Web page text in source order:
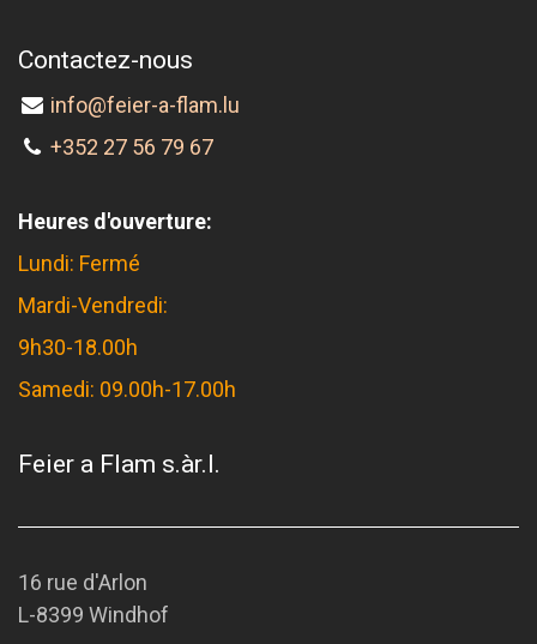
Contactez-nous
info@feier-a-flam.lu
+352 27 56 79 67
Heures d'ouverture:
Lundi: Fermé
Mardi-Vendredi:
9h30-18.00h
Samedi: 09.00h-17.00h
Feier a Flam s.àr.l.
16 rue d'Arlon
L-8399 Windhof